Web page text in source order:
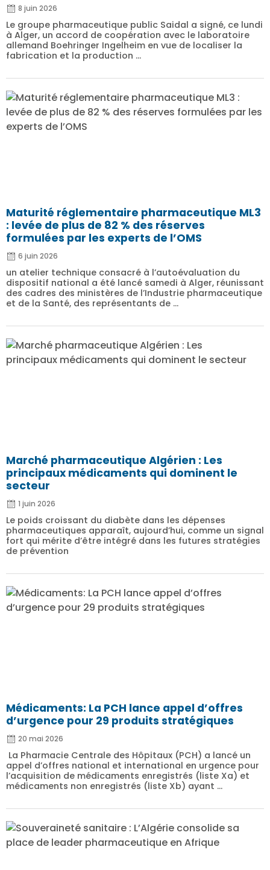
8 juin 2026
Le groupe pharmaceutique public Saidal a signé, ce lundi
à Alger, un accord de coopération avec le laboratoire
allemand Boehringer Ingelheim en vue de localiser la
fabrication et la production ...
Maturité réglementaire pharmaceutique ML3
: levée de plus de 82 % des réserves
formulées par les experts de l’OMS
6 juin 2026
un atelier technique consacré à l’autoévaluation du
dispositif national a été lancé samedi à Alger, réunissant
des cadres des ministères de l’Industrie pharmaceutique
et de la Santé, des représentants de ...
Marché pharmaceutique Algérien : Les
principaux médicaments qui dominent le
secteur
1 juin 2026
Le poids croissant du diabète dans les dépenses
pharmaceutiques apparaît, aujourd’hui, comme un signal
fort qui mérite d’être intégré dans les futures stratégies
de prévention
Médicaments: La PCH lance appel d’offres
d’urgence pour 29 produits stratégiques
20 mai 2026
La Pharmacie Centrale des Hôpitaux (PCH) a lancé un
appel d’offres national et international en urgence pour
l’acquisition de médicaments enregistrés (liste Xa) et
médicaments non enregistrés (liste Xb) ayant ...